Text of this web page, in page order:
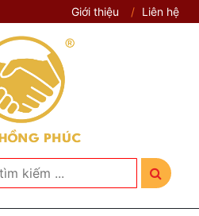
Giới thiệu Liên hệ